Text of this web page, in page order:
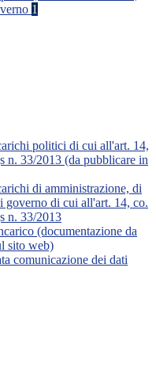
1
politici di cui all'art. 14,
n. 33/2013 (da pubblicare in
di amministrazione, di
governo di cui all'art. 14, co.
n. 33/2013
(documentazione da
sito web)
comunicazione dei dati